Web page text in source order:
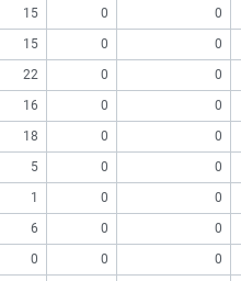
15 0 0
15 0
0
22 0
0
16 0 0
18 0
0
5 0
0
1 0 0
6 0
0
0 0
0